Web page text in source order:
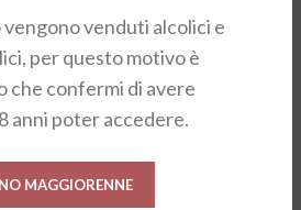
venduti alcolici e
per questo motivo è
che confermi di avere
anni poter accedere.
MAGGIORENNE